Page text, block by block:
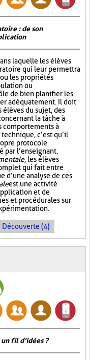
: de son
laquelle les élèves
qui leur permettra
les propriétés
ou
de bien planifier les
adéquatement. Il doit
du sujet, des
la tâche à
comportements à
c’est qu’il
protocole
par l’enseignant.
, les élèves
qui fait entre
d’une analyse de ces
est une activité
et de
et procédurales sur
Découverte (4)
fil d’idées ?